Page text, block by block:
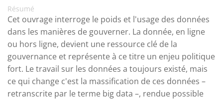
Résumé
Cet ouvrage interroge le poids et l'usage des données
dans les manières de gouverner. La donnée, en ligne
ou hors ligne, devient une ressource clé de la
gouvernance et représente à ce titre un enjeu politique
fort. Le travail sur les données a toujours existé, mais
ce qui change c'est la massification de ces données –
retranscrite par le terme big data –, rendue possible